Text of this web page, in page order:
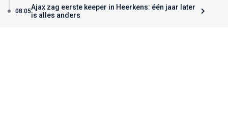
08:05Ajax zag eerste keeper in Heerkens: één jaar later
is alles anders